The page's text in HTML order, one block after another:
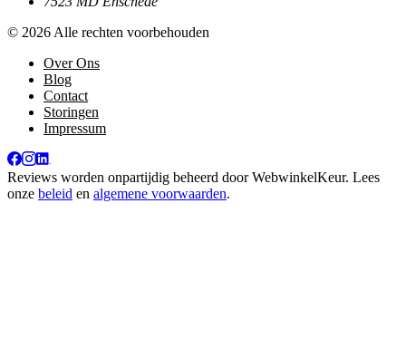
© 2026 Alle rechten voorbehouden
Over Ons
Blog
Contact
Storingen
Impressum
Reviews worden onpartijdig beheerd doorWebwinkelKeur. Lees
onze beleid en algemene voorwaarden.